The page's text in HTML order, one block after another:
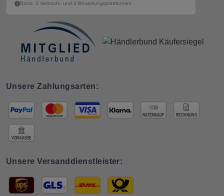
Basis: 3 Verkaufs- und 4 Bewertungsplattformen
Unsere Zahlungsarten:
Unsere Versanddienstleister: